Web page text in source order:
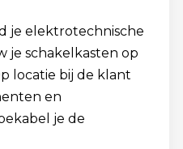
je elektrotechnische
je schakelkasten op
locatie bij de klant
en
je de